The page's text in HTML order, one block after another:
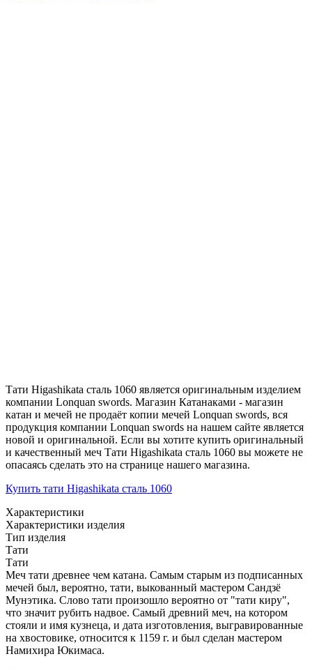
Тати Higashikata сталь 1060 является оригинальным изделием
компании Lonquan swords. Магазин Катанаками - магазин
катан и мечей не продаёт копии мечей Lonquan swords, вся
продукция компании Lonquan swords на нашем сайте является
новой и оригинальной. Если вы хотите купить оригинальный
и качественный меч Тати Higashikata сталь 1060 вы можете не
опасаясь сделать это на странице нашего магазина.
Купить тати Higashikata сталь 1060
Характеристики
Характеристики изделия
Тип изделия
Тати
Тати
Меч тати древнее чем катана. Самым старым из подписанных
мечей был, вероятно, тати, выкованный мастером Сандзё
Мунэтика. Слово тати произошло вероятно от "тати киру",
что значит рубить надвое. Самый древний меч, на котором
стояли и имя кузнеца, и дата изготовления, выгравированные
на хвостовике, относится к 1159 г. и был сделан мастером
Намихира Юкимаса.